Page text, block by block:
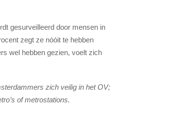
gesurveilleerd door mensen in
zegt ze nóóit te hebben
wel hebben gezien, voelt zich
zich veilig in het OV;
of metrostations.